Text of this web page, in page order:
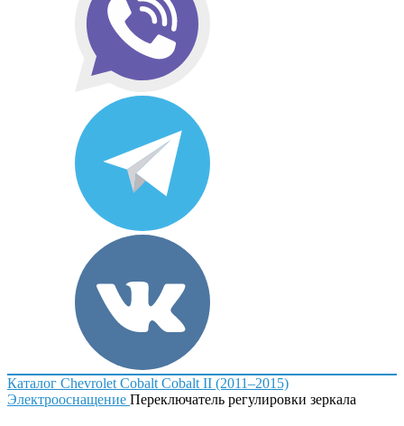
Каталог Chevrolet Cobalt Cobalt II (2011–2015)
Электрооснащение Переключатель регулировки зеркала